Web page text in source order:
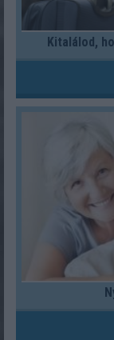
Kitalálod,